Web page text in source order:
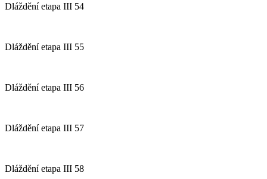
Dláždění etapa III 54
Dláždění etapa III 55
Dláždění etapa III 56
Dláždění etapa III 57
Dláždění etapa III 58